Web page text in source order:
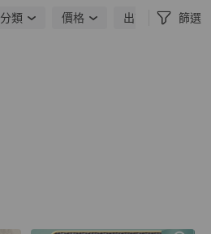
分類 價格 出貨地點 篩選